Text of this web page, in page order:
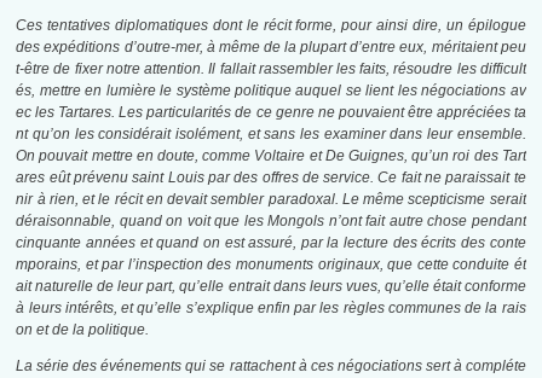
Ces tentatives diplomatiques dont le récit forme, pour ainsi dire, un épilogue
des expéditions d’outre-mer, à même de la plupart d’entre eux, méritaient peu
t-être de fixer notre attention. Il fallait rassembler les faits, résoudre les difficult
és, mettre en lumière le système politique auquel se lient les négociations av
ec les Tartares. Les particularités de ce genre ne pouvaient être appréciées ta
nt qu’on les considérait isolément, et sans les examiner dans leur ensemble.
On pouvait mettre en doute, comme Voltaire et De Guignes, qu’un roi des Tart
ares eût prévenu saint Louis par des offres de service. Ce fait ne paraissait te
nir à rien, et le récit en devait sembler paradoxal. Le même scepticisme serait
déraisonnable, quand on voit que les Mongols n’ont fait autre chose pendant
cinquante années et quand on est assuré, par la lecture des écrits des conte
mporains, et par l’inspection des monuments originaux, que cette conduite ét
ait naturelle de leur part, qu’elle entrait dans leurs vues, qu’elle était conforme
à leurs intérêts, et qu’elle s’explique enfin par les règles communes de la rais
on et de la politique.
La série des événements qui se rattachent à ces négociations sert à compléte